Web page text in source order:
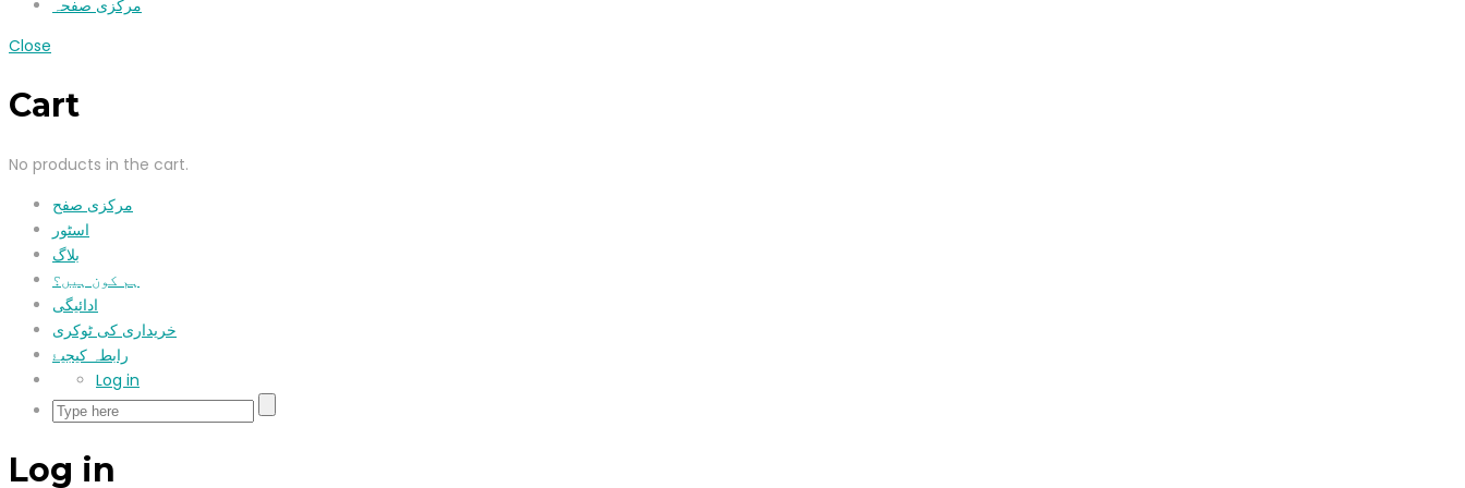
مرکزی صفحہ
Close
Cart
No products in the cart.
مرکزی صفح
اسٹور
بلاگ
ہم کون ہیں؟
ادائیگی
خریداری کی ٹوکری
رابطہ کیجیۓ
Log in
Log in